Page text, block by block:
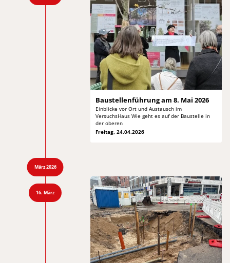
Baustellenführung am 8. Mai 2026
Einblicke vor Ort und Austausch im
VersuchsHaus Wie geht es auf der Baustelle in
der oberen
Freitag, 24.04.2026
März 2026
16. März